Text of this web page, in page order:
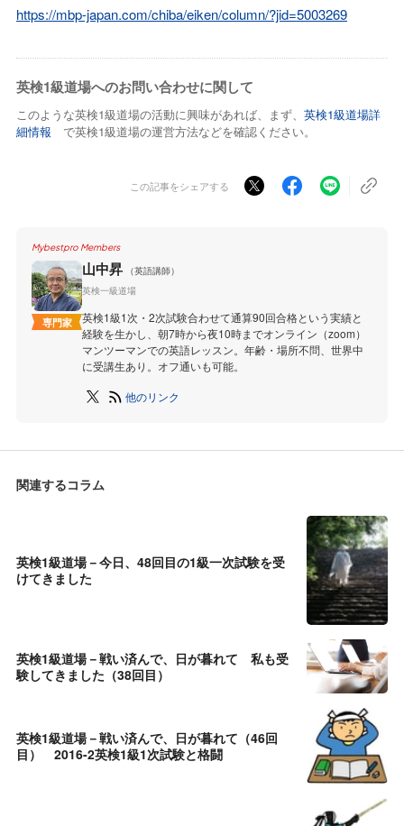
https://mbp-japan.com/chiba/eiken/column/?jid=5003269
英検1級道場へのお問い合わせに関して
このような英検1級道場の活動に興味があれば、まず、 英検1級道場詳
細情報 で英検1級道場の運営方法などを確認ください。
この記事をシェアする
Mybestpro Members
専門家
山中昇
（英語講師）
英検一級道場
英検1級1次・2次試験合わせて通算90回合格という実績と
経験を生かし、朝7時から夜10時までオンライン（zoom）
マンツーマンでの英語レッスン。年齢・場所不問、世界中
に受講生あり。オフ通いも可能。
他のリンク
関連するコラム
英検1級道場－今日、48回目の1級一次試験を受
けてきました
英検1級道場－戦い済んで、日が暮れて 私も受
験してきました（38回目）
英検1級道場－戦い済んで、日が暮れて（46回
目） 2016-2英検1級1次試験と格闘